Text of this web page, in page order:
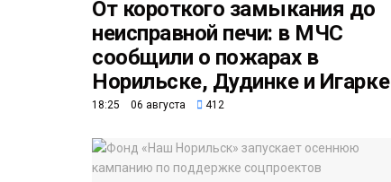
От короткого замыкания до
неисправной печи: в МЧС
сообщили о пожарах в
Норильске, Дудинке и Игарке
18:25 06 августа 412